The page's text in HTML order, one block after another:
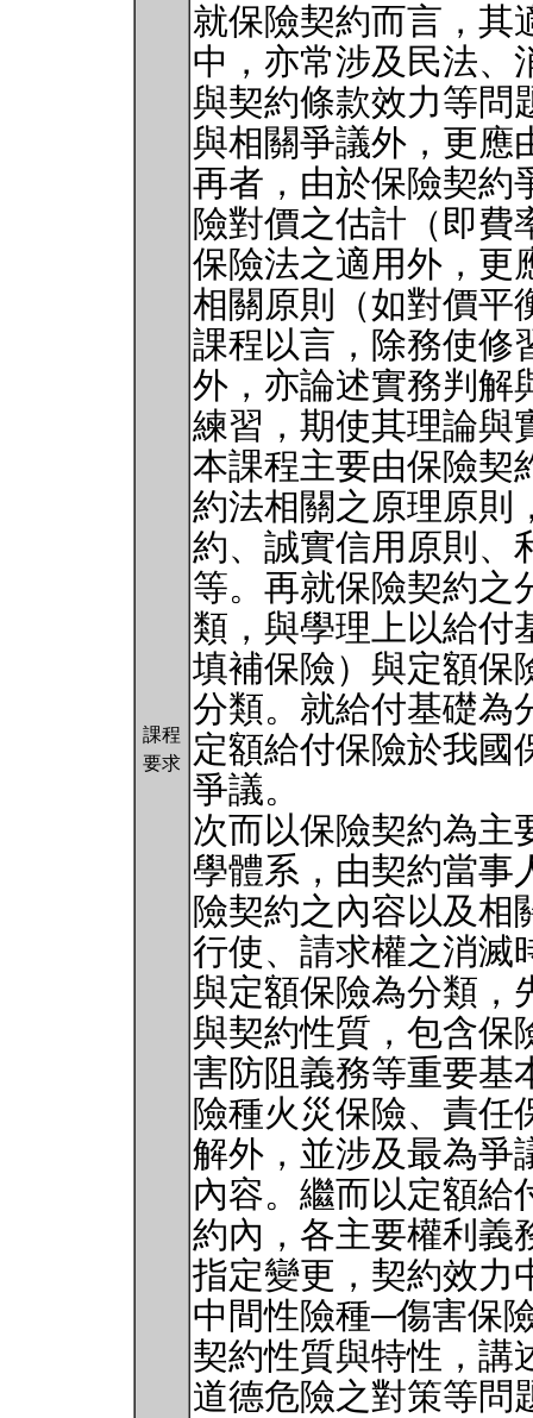
課程
要求
就保險契約而言，其
中，亦常涉及民法、
與契約條款效力等問
與相關爭議外，更應
再者，由於保險契約
險對價之估計（即費
保險法之適用外，更
相關原則（如對價平
課程以言，除務使修
外，亦論述實務判解
練習，期使其理論與
本課程主要由保險契
約法相關之原理原則
約、誠實信用原則、
等。再就保險契約之
類，與學理上以給付
填補保險）與定額保
分類。就給付基礎為
定額給付保險於我國
爭議。
次而以保險契約為主
學體系，由契約當事
險契約之內容以及相
行使、請求權之消滅
與定額保險為分類，
與契約性質，包含保
害防阻義務等重要基
險種火災保險、責任
解外，並涉及最為爭
內容。繼而以定額給
約內，各主要權利義
指定變更，契約效力
中間性險種─傷害保
契約性質與特性，講
道德危險之對策等問